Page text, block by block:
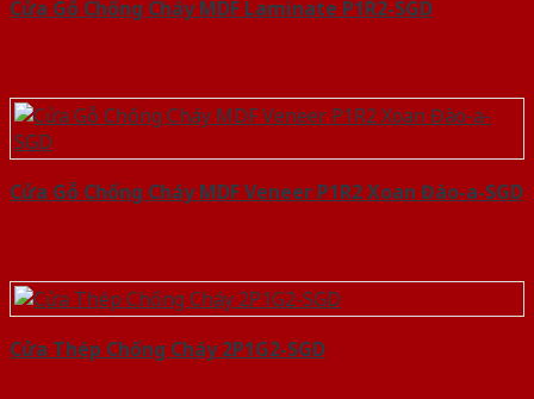
Cửa Gỗ Chống Cháy MDF Laminate P1R2-SGD
Cửa Gỗ Chống Cháy MDF Veneer P1R2 Xoan Đào-a-SGD
Cửa Thép Chống Cháy 2P1G2-SGD